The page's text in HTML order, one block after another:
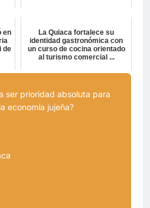
en
de
La Quiaca fortalece su
identidad gastronómica con
un curso de cocina orientado
al turismo comercial ...
ser prioridad absoluta para
economía jujeña?